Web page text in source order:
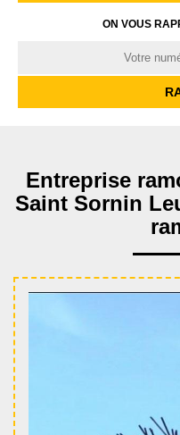
ON VOUS
Entreprise
Saint Sornin